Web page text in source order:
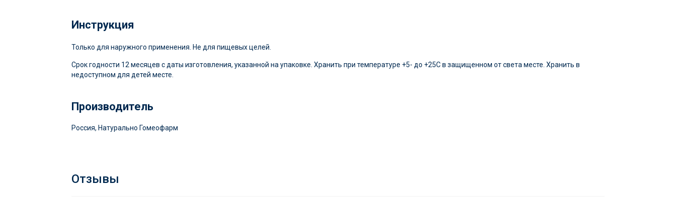
Инструкция
Только для наружного применения. Не для пищевых целей.
Срок годности 12 месяцев с даты изготовления, указанной на упаковке. Хранить при температуре +5- до +25С в защищенном от света месте. Хранить в
недоступном для детей месте.
Производитель
Россия, Натурально Гомеофарм
Отзывы